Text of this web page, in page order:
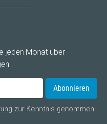
jeden Monat über
Abonnieren
zur Kenntnis genommen.